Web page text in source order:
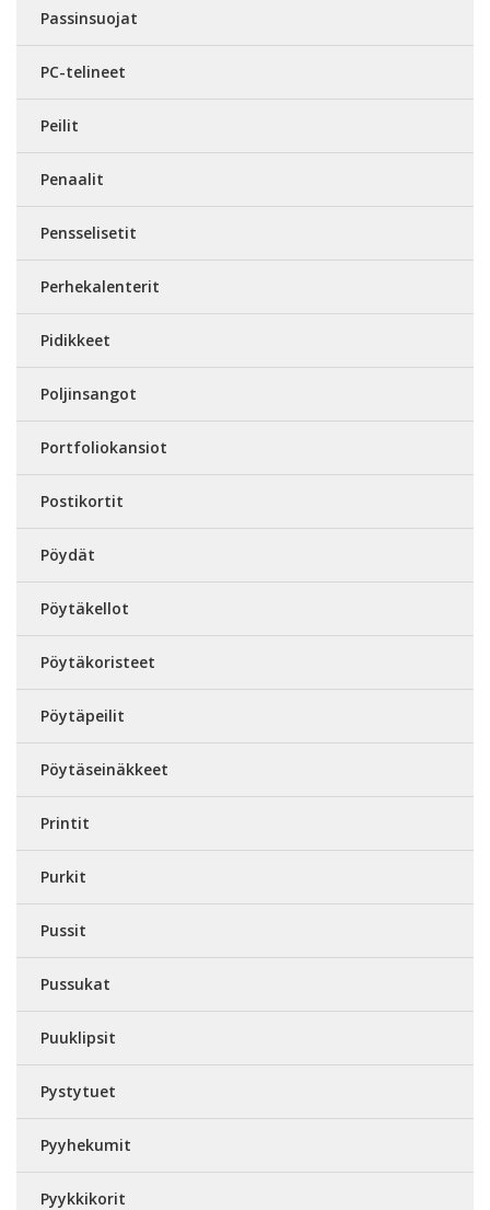
Passinsuojat
PC-telineet
Peilit
Penaalit
Pensselisetit
Perhekalenterit
Pidikkeet
Poljinsangot
Portfoliokansiot
Postikortit
Pöydät
Pöytäkellot
Pöytäkoristeet
Pöytäpeilit
Pöytäseinäkkeet
Printit
Purkit
Pussit
Pussukat
Puuklipsit
Pystytuet
Pyyhekumit
Pyykkikorit